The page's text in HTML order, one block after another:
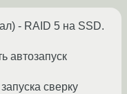
- RAID 5 на SSD.
автозапуск
сверку